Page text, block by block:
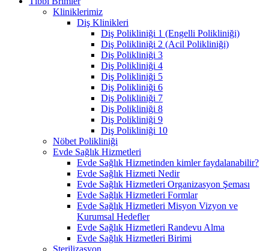
Kliniklerimiz
Diş Klinikleri
Diş Polikliniği 1 (Engelli Polikliniği)
Diş Polikliniği 2 (Acil Polikliniği)
Diş Polikliniği 3
Diş Polikliniği 4
Diş Polikliniği 5
Diş Polikliniği 6
Diş Polikliniği 7
Diş Polikliniği 8
Diş Polikliniği 9
Diş Polikliniği 10
Nöbet Polikliniği
Evde Sağlık Hizmetleri
Evde Sağlık Hizmetinden kimler faydalanabilir?
Evde Sağlık Hizmeti Nedir
Evde Sağlık Hizmetleri Organizasyon Şeması
Evde Sağlık Hizmetleri Formlar
Evde Sağlık Hizmetleri Misyon Vizyon ve
Kurumsal Hedefler
Evde Sağlık Hizmetleri Randevu Alma
Evde Sağlık Hizmetleri Birimi
Sterilizasyon